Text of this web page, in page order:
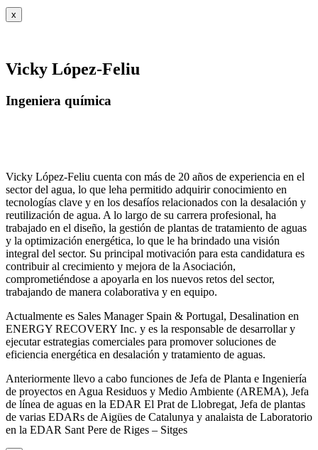
x
Vicky López-Feliu
Ingeniera química
Vicky López-Feliu cuenta con más de 20 años de experiencia en el
sector del agua, lo que leha permitido adquirir conocimiento en
tecnologías clave y en los desafíos relacionados con la desalación y
reutilización de agua. A lo largo de su carrera profesional, ha
trabajado en el diseño, la gestión de plantas de tratamiento de aguas
y la optimización energética, lo que le ha brindado una visión
integral del sector. Su principal motivación para esta candidatura es
contribuir al crecimiento y mejora de la Asociación,
comprometiéndose a apoyarla en los nuevos retos del sector,
trabajando de manera colaborativa y en equipo.
Actualmente es Sales Manager Spain & Portugal, Desalination en
ENERGY RECOVERY Inc. y es la responsable de desarrollar y
ejecutar estrategias comerciales para promover soluciones de
eficiencia energética en desalación y tratamiento de aguas.
Anteriormente llevo a cabo funciones de Jefa de Planta e Ingeniería
de proyectos en Agua Residuos y Medio Ambiente (AREMA), Jefa
de línea de aguas en la EDAR El Prat de Llobregat, Jefa de plantas
de varias EDARs de Aigües de Catalunya y analaista de Laboratorio
en la EDAR Sant Pere de Riges – Sitges